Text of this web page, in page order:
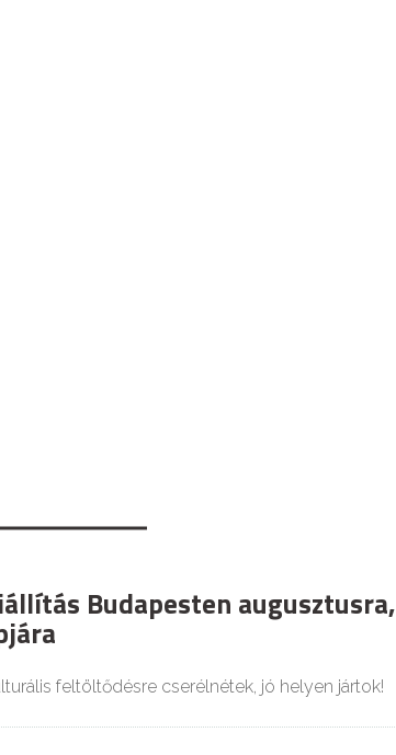
Budapesten augusztusra,
feltöltődésre cserélnétek, jó helyen jártok!